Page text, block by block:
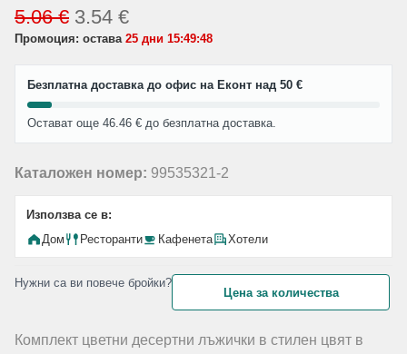
5.06€ 3.54 €
Промоция: остава 25 дни 15:49:48
Безплатна доставка до офис на Еконт над 50 €
Остават още 46.46 € до безплатна доставка.
Каталожен номер: 99535321-2
Използва се в:
Дом
Ресторанти Кафенета Хотели
Нужни са ви повече бройки?
Цена за количества
Комплект цветни десертни лъжички в стилен цвят в